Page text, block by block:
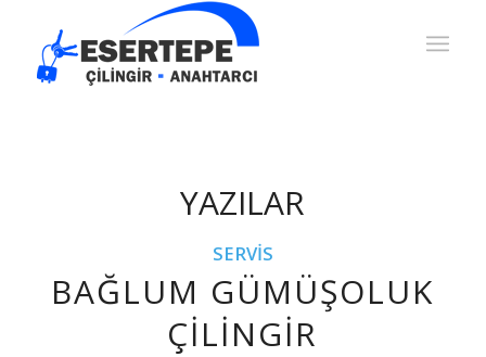
YAZILAR
SERVIS
BAĞLUM GÜMÜŞOLUK
ÇILINGIR